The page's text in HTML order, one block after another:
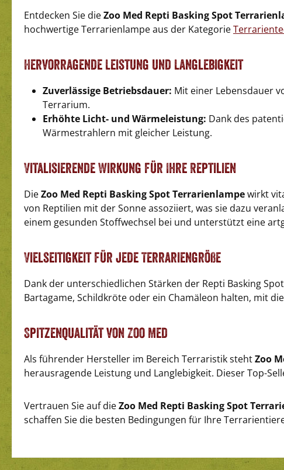
Entdecken Sie dieZoo Med Repti Basking Spot
hochwertige Terrarienlampe aus der Kategorie
Hervorragende Leistung und Langlebigkeit
Zuverlässige Betriebsdauer: Mit einer Lebensdauer
Terrarium.
Erhöhte Licht- und Wärmeleistung: Dank des
Wärmestrahlern mit gleicher Leistung.
Vitalisierende Wirkung für Ihre Reptilien
DieZoo Med Repti Basking Spot Terrarienlampewirkt
von Reptilien mit der Sonne assoziiert, was sie dazu
einem gesunden Stoffwechsel bei und unterstützt eine
Vielseitigkeit für jede Terrariengröße
Dank der unterschiedlichen Stärken der Repti Basking
Bartagame, Schildkröte oder ein Chamäleon halten, mit
Spitzenqualität von Zoo Med
Als führender Hersteller im Bereich Terraristik stehtZoo
herausragende Leistung und Langlebigkeit. Dieser Top-
Vertrauen Sie auf dieZoo Med Repti Basking Spot
schaffen Sie die besten Bedingungen für Ihre